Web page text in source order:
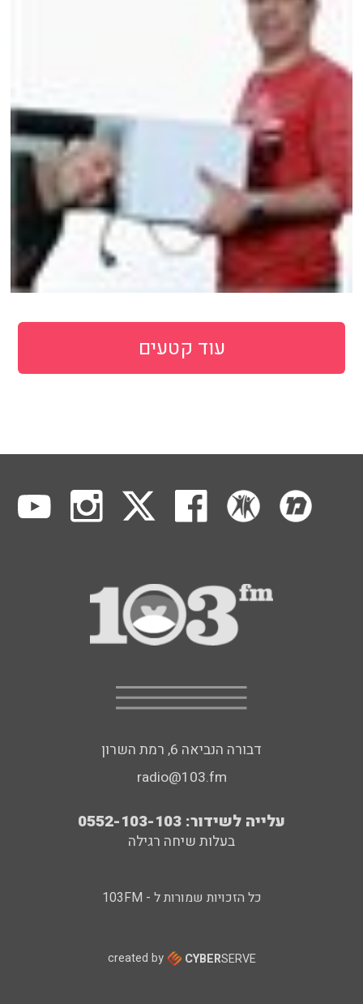
עוד קטעים
דבורה הנביאה 6, רמת השרון
radio@103.fm
עלייה לשידור: 0552-103-103
בעלות שיחה רגילה
כל הזכויות שמורות ל - 103FM
created by CYBERSERVE